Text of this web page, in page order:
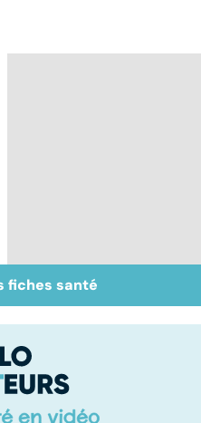
Tout savoir sur les
infections
fiches santé